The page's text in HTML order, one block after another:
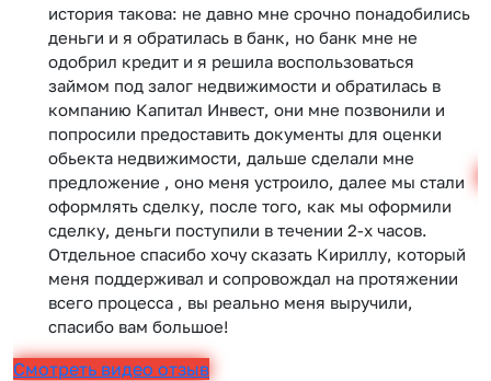
история такова: не давно мне срочно понадобились
деньги и я обратилась в банк, но банк мне не
одобрил кредит и я решила воспользоваться
займом под залог недвижимости и обратилась в
компанию Капитал Инвест, они мне позвонили и
попросили предоставить документы для оценки
обьекта недвижимости, дальше сделали мне
предложение , оно меня устроило, далее мы стали
оформлять сделку, после того, как мы оформили
сделку, деньги поступили в течении 2-х часов.
Отдельное спасибо хочу сказать Кириллу, который
меня поддерживал и сопровождал на протяжении
всего процесса , вы реально меня выручили,
спасибо вам большое!
Смотреть видео отзыв